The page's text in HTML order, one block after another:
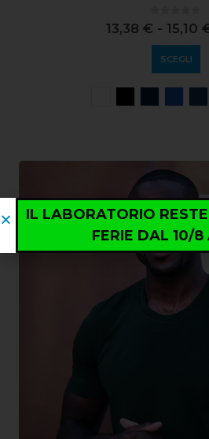
0 out of
13,38 € - 15,10
SCEGLI
IL LABORATORIO
FERIE DAL 10/8